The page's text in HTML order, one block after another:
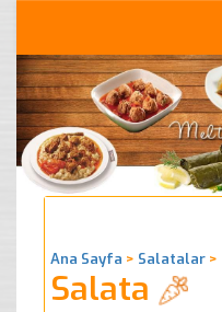
Ana Sayfa > Salatalar >
Salata